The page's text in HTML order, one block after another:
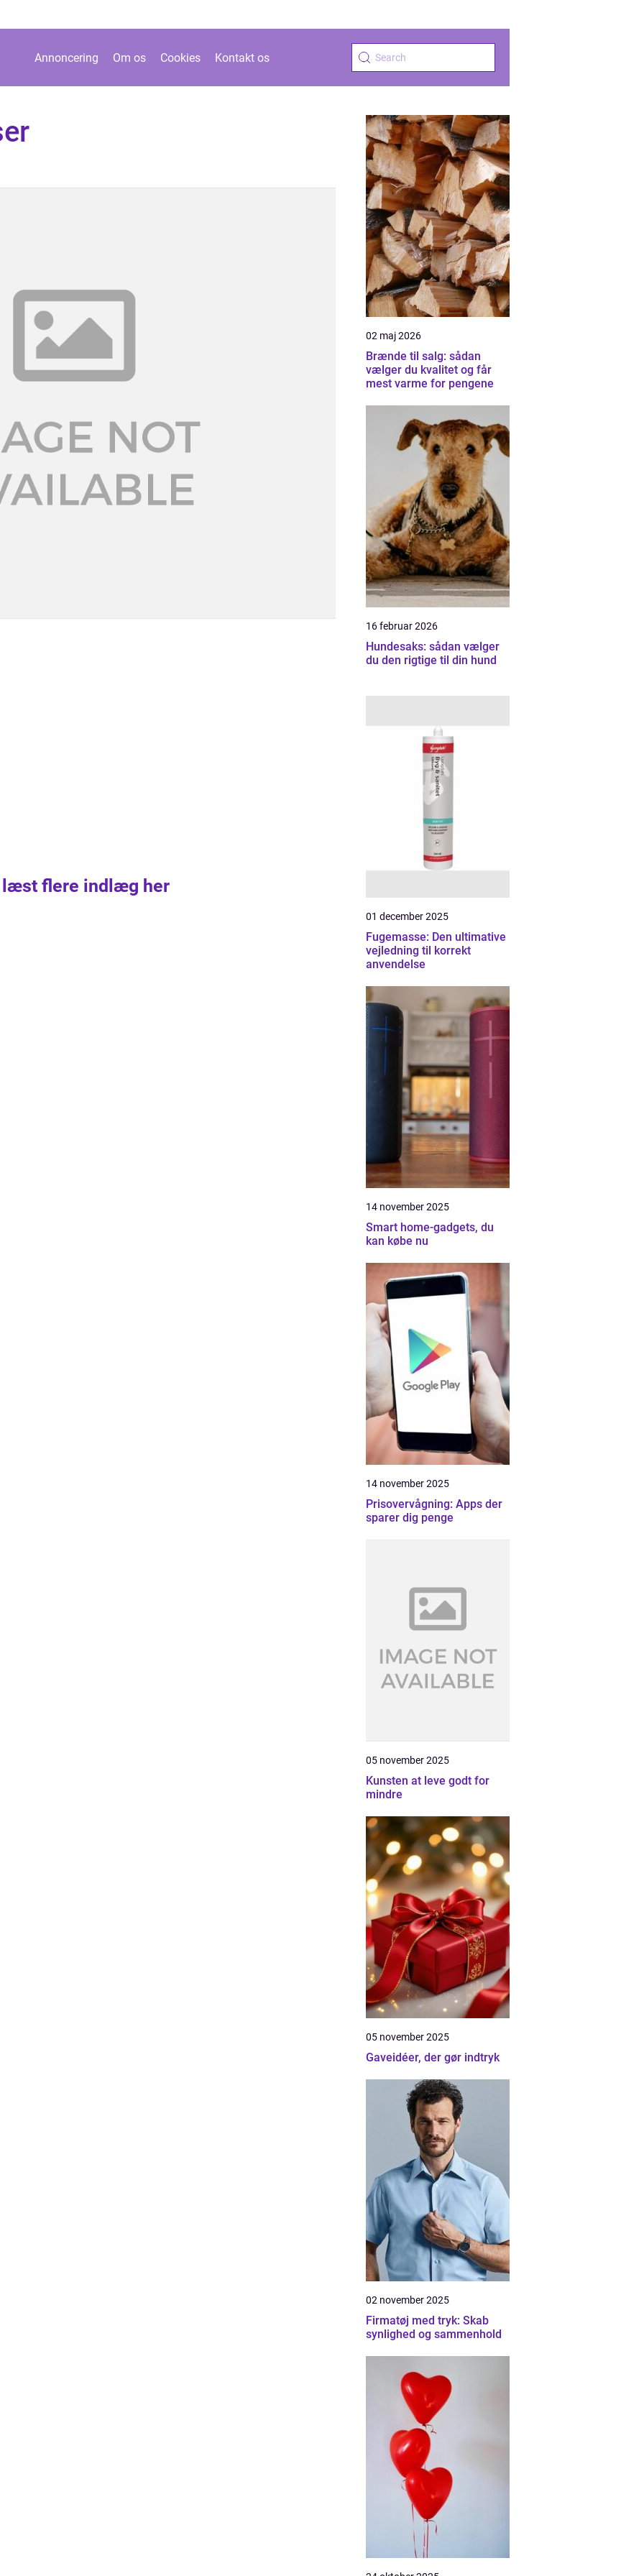
Annoncering Om os Cookies Kontakt os
læst flere indlæg her
02 maj 2026
Brænde til salg: sådan
vælger du kvalitet og får
mest varme for pengene
16 februar 2026
Hundesaks: sådan vælger
du den rigtige til din hund
01 december 2025
Fugemasse: Den ultimative
vejledning til korrekt
anvendelse
14 november 2025
Smart home-gadgets, du
kan købe nu
14 november 2025
Prisovervågning: Apps der
sparer dig penge
05 november 2025
Kunsten at leve godt for
mindre
05 november 2025
Gaveidéer, der gør indtryk
02 november 2025
Firmatøj med tryk: Skab
synlighed og sammenhold